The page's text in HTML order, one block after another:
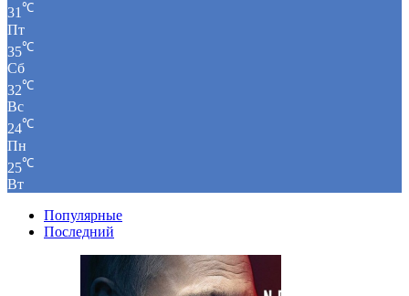
31℃
Пт
35℃
Сб
32℃
Вс
24℃
Пн
25℃
Вт
Популярные
Последний